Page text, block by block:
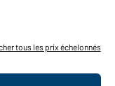
privé?
tous les prix échelonnés